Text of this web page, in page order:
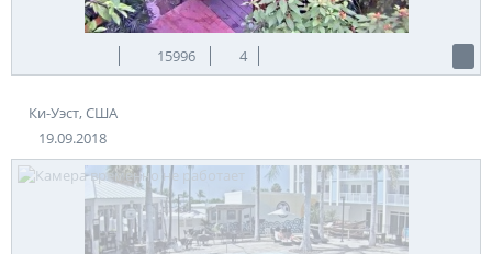
15996 4
Ки-Уэст, США
19.09.2018